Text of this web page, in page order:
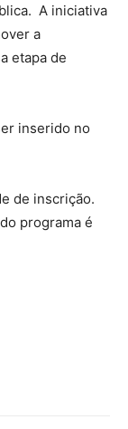
A iniciativa
a
etapa de
inserido no
de inscrição.
programa é